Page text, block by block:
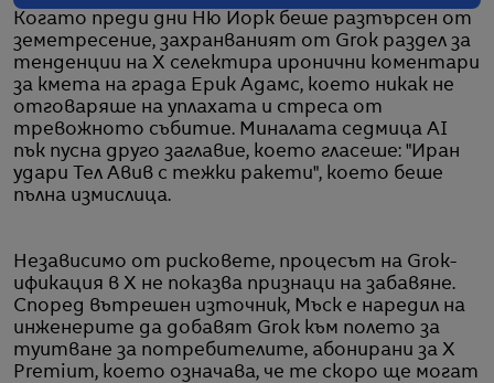
Когато преди дни Ню Йорк беше разтърсен от
земетресение, захранваният от Grok раздел за
тенденции на X селектира иронични коментари
за кмета на града Ерик Адамс, което никак не
отговаряше на уплахата и стреса от
тревожното събитие. Миналата седмица AI
пък пусна друго заглавие, което гласеше: "Иран
удари Тел Авив с тежки ракети", което беше
пълна измислица.
Независимо от рисковете, процесът на Grok-
ификация в X не показва признаци на забавяне.
Според вътрешен източник, Мъск е наредил на
инженерите да добавят Grok към полето за
туитване за потребителите, абонирани за X
Premium, което означава, че те скоро ще могат